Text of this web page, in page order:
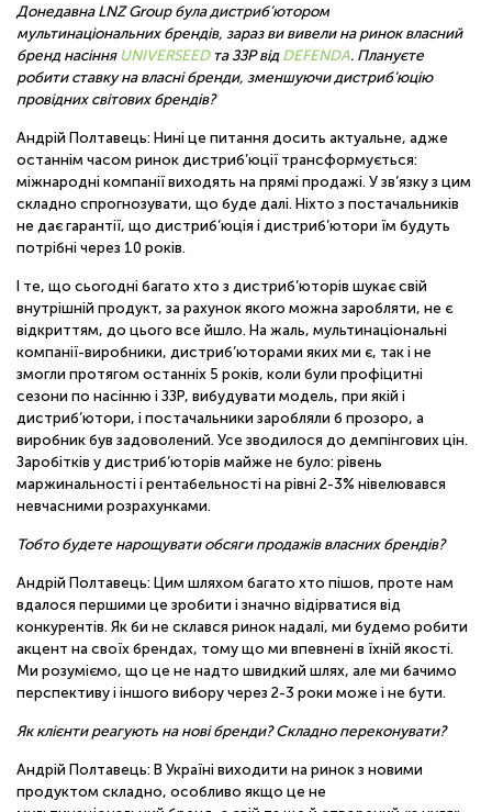
Донедавна LNZ Group була дистриб’ютором
мультинаціональних брендів, зараз ви вивели на ринок власний
бренд насіння UNIVERSEEDта ЗЗР відDEFENDA. Плануєте
робити ставку на власні бренди, зменшуючи дистриб’юцію
провідних світових брендів?
Андрій Полтавець: Нині це питання досить актуальне, адже
останнім часом ринок дистриб’юції трансформується:
міжнародні компанії виходять на прямі продажі. У зв’язку з цим
складно спрогнозувати, що буде далі. Ніхто з постачальників
не дає гарантії, що дистриб’юція і дистриб’ютори їм будуть
потрібні через 10 років.
І те, що сьогодні багато хто з дистриб’юторів шукає свій
внутрішній продукт, за рахунок якого можна заробляти, не є
відкриттям, до цього все йшло. На жаль, мультинаціональні
компанії-виробники, дистриб’юторами яких ми є, так і не
змогли протягом останніх 5 років, коли були профіцитні
сезони по насінню і ЗЗР, вибудувати модель, при якій і
дистриб’ютори, і постачальники заробляли б прозоро, а
виробник був задоволений. Усе зводилося до демпінгових цін.
Заробітків у дистриб’юторів майже не було: рівень
маржинальності і рентабельності на рівні 2-3% нівелювався
невчасними розрахунками.
Тобто будете нарощувати обсяги продажів власних брендів?
Андрій Полтавець: Цим шляхом багато хто пішов, проте нам
вдалося першими це зробити і значно відірватися від
конкурентів. Як би не склався ринок надалі, ми будемо робити
акцент на своїх брендах, тому що ми впевнені в їхній якості.
Ми розуміємо, що це не надто швидкий шлях, але ми бачимо
перспективу і іншого вибору через 2-3 роки може і не бути.
Як клієнти реагують на нові бренди? Складно переконувати?
Андрій Полтавець: В Україні виходити на ринок з новими
продуктом складно, особливо якщо це не